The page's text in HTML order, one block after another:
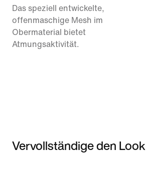
Das speziell entwickelte,
offenmaschige Mesh im
Obermaterial bietet
Atmungsaktivität.
Vervollständige den Look